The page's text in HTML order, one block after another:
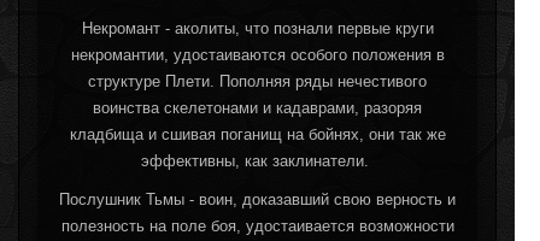
Некромант - аколиты, что познали первые круги
некромантии, удостаиваются особого положения в
структуре Плети. Пополняя ряды нечестивого
воинства скелетонами и кадаврами, разоряя
кладбища и сшивая поганищ на бойнях, они так же
эффективны, как заклинатели.
Послушник Тьмы - воин, доказавший свою верность и
полезность на поле боя, удостаивается возможности